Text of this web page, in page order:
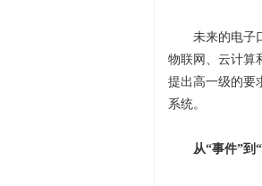
未来的电子
物联网、云计算
提出高一级的要
系统。
从“事件”到